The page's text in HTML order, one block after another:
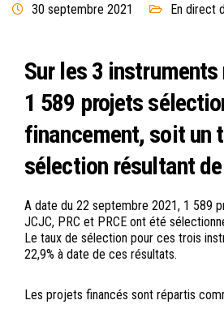
30 septembre 2021 En direct
Sur les 3
1 589 projets
financement, soit un
sélection résultant
A date du 22 septembre 2021, 1 589
JCJC, PRC et PRCE ont été
Le taux de sélection pour ces trois
22,9% à date de ces résultats.
Les projets financés sont répartis